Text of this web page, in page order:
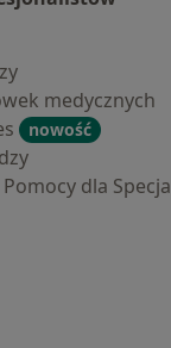
medycznych
nowość
dla